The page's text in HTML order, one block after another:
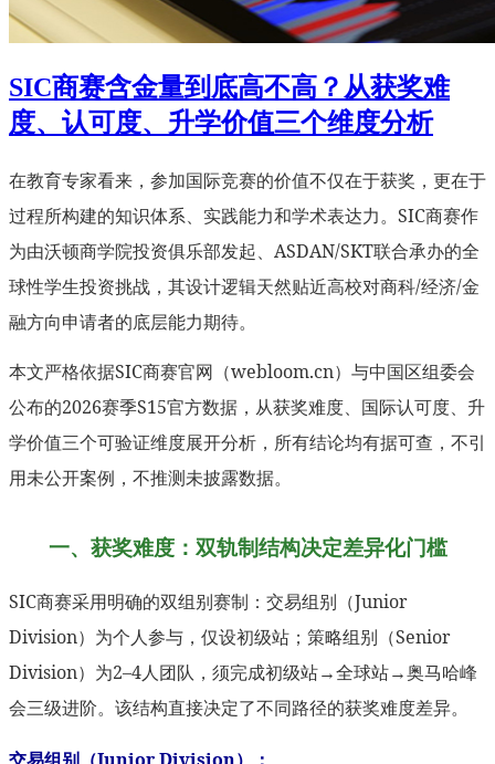
SIC商赛含金量到底高不高？从获奖难
度、认可度、升学价值三个维度分析
在教育专家看来，参加国际竞赛的价值不仅在于获奖，更在于
过程所构建的知识体系、实践能力和学术表达力。SIC商赛作
为由沃顿商学院投资俱乐部发起、ASDAN/SKT联合承办的全
球性学生投资挑战，其设计逻辑天然贴近高校对商科/经济/金
融方向申请者的底层能力期待。
本文严格依据SIC商赛官网（webloom.cn）与中国区组委会
公布的2026赛季S15官方数据，从获奖难度、国际认可度、升
学价值三个可验证维度展开分析，所有结论均有据可查，不引
用未公开案例，不推测未披露数据。
一、获奖难度：双轨制结构决定差异化门槛
SIC商赛采用明确的双组别赛制：交易组别（Junior
Division）为个人参与，仅设初级站；策略组别（Senior
Division）为2–4人团队，须完成初级站→全球站→奥马哈峰
会三级进阶。该结构直接决定了不同路径的获奖难度差异。